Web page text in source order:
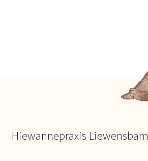
Hiewannepraxis Liewensbam